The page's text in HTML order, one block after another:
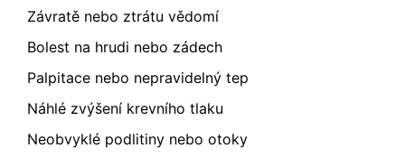
Závratě nebo ztrátu vědomí
Bolest na hrudi nebo zádech
Palpitace nebo nepravidelný tep
Náhlé zvýšení krevního tlaku
Neobvyklé podlitiny nebo otoky